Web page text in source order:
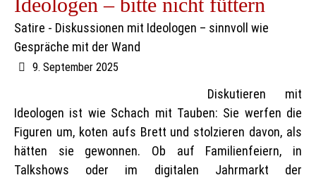
Satire - Diskussionen mit Ideologen – sinnvoll wie
Gespräche mit der Wand
9. September 2025
Diskutieren mit
Ideologen ist wie Schach mit Tauben: Sie werfen die
Figuren um, koten aufs Brett und stolzieren davon, als
hätten sie gewonnen. Ob auf Familienfeiern, in
Talkshows oder im digitalen Jahrmarkt der